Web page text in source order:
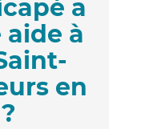
a
à
en